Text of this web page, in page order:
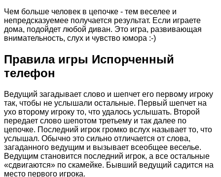
Чем больше человек в цепочке - тем веселее и
непредсказуемее получается результат. Если играете
дома, подойдет любой диван. Это игра, развивающая
внимательность, слух и чувство юмора :-)
Правила игры Испорченный
телефон
Ведущий загадывает слово и шепчет его первому игроку
так, чтобы не услышали остальные. Первый шепчет на
ухо второму игроку то, что удалось услышать. Второй
передает слово шепотом третьему и так далее по
цепочке. Последний игрок громко вслух называет то, что
услышал. Обычно это сильно отличается от слова,
загаданного ведущим и вызывает всеобщее веселье.
Ведущим становится последний игрок, а все остальные
«сдвигаются» по скамейке. Бывший ведущий садится на
место первого игрока.